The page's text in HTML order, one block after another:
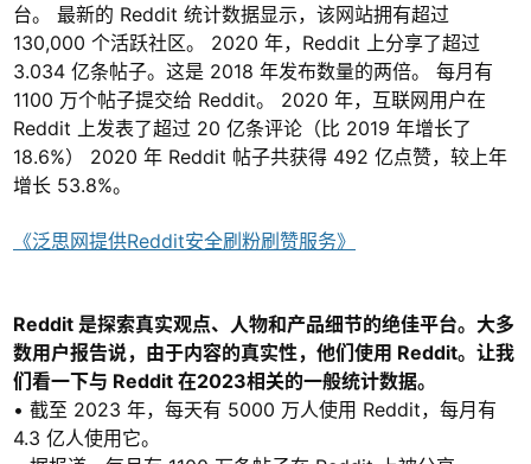
台。 最新的 Reddit 统计数据显示，该网站拥有超过
130,000 个活跃社区。 2020 年，Reddit 上分享了超过
3.034 亿条帖子。这是 2018 年发布数量的两倍。 每月有
1100 万个帖子提交给 Reddit。 2020 年，互联网用户在
Reddit 上发表了超过 20 亿条评论（比 2019 年增长了
18.6%） 2020 年 Reddit 帖子共获得 492 亿点赞，较上年
增长 53.8%。
《泛思网提供Reddit安全刷粉刷赞服务》
Reddit 是探索真实观点、人物和产品细节的绝佳平台。大多
数用户报告说，由于内容的真实性，他们使用 Reddit。让我
们看一下与 Reddit 在2023相关的一般统计数据。
• 截至 2023 年，每天有 5000 万人使用 Reddit，每月有
4.3 亿人使用它。